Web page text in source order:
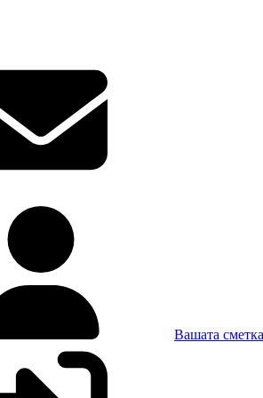
Вашата сметка